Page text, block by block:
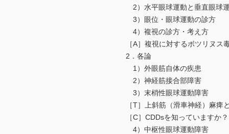
2）水平眼球運動と垂直眼球
3）眼位・眼球運動の診方
4）複視の診方・考え方
［A］複視に対するボツリヌス
2．各論
1）外眼筋自体の疾患
2）神経筋接合部障害
3）末梢性眼球運動障害
［T］上斜筋（滑車神経）麻痺
［C］CDDsを知っていますか？
4）中枢性眼球運動障害